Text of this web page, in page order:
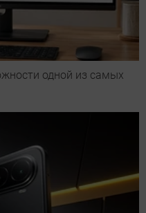
одной из самых